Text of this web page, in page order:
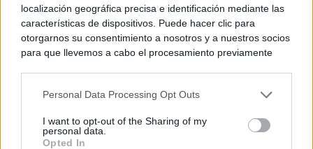
localización geográfica precisa e identificación mediante las
características de dispositivos. Puede hacer clic para
otorgarnos su consentimiento a nosotros y a nuestros socios
para que llevemos a cabo el procesamiento previamente
negar su consentimiento. Tenga en cuenta que algún
de su consentimiento, pero usted tiene el derecho de
rechazar tal procesamiento. Sus preferencias se aplicarán
Personal Data Processing Opt Outs
I want to opt-out of the Sharing of my
personal data.
Opted In